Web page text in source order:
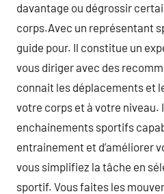
davantage ou dégrossir
corps.Avec un représentant
guide pour. Il constitue un
vous diriger avec des
connait les déplacements et
votre corps et à votre
enchainements sportifs
entrainement et d’améliorer
vous simplifiez la tâche en
sportif. Vous faites les